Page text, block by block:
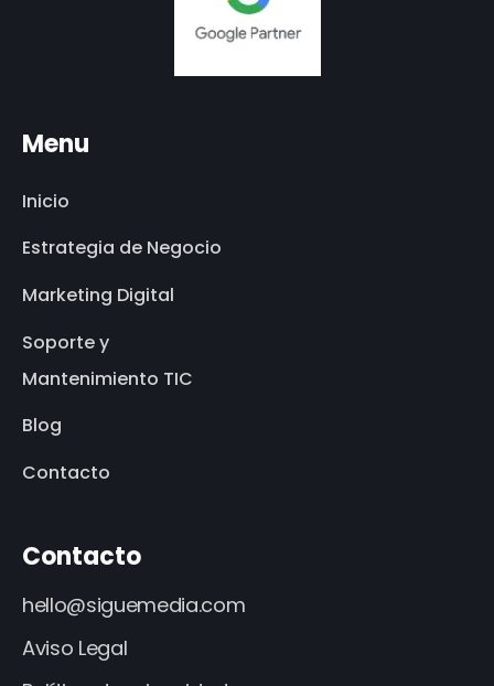
Menu
Inicio
Estrategia de Negocio
Marketing Digital
Soporte y
Mantenimiento TIC
Blog
Contacto
Contacto
hello@siguemedia.com
Aviso Legal